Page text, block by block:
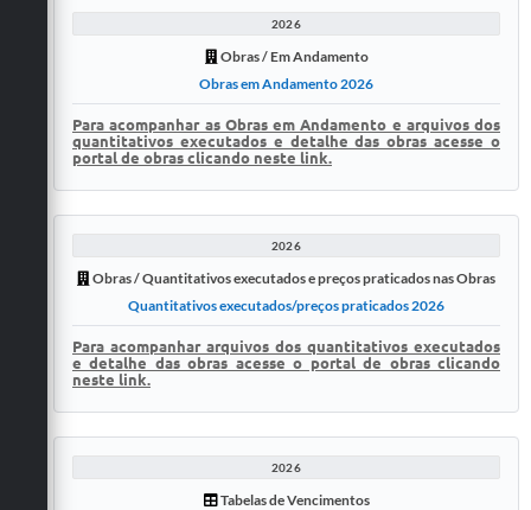
2026
Obras / Em Andamento
Obras em Andamento 2026
Para acompanhar as Obras em Andamento e arquivos dos
quantitativos executados e detalhe das obras acesse o
portal de obras clicando neste link.
2026
Obras / Quantitativos executados e preços praticados nas Obras
Quantitativos executados/preços praticados 2026
Para acompanhar arquivos dos quantitativos executados
e detalhe das obras acesse o portal de obras clicando
neste link.
2026
Tabelas de Vencimentos